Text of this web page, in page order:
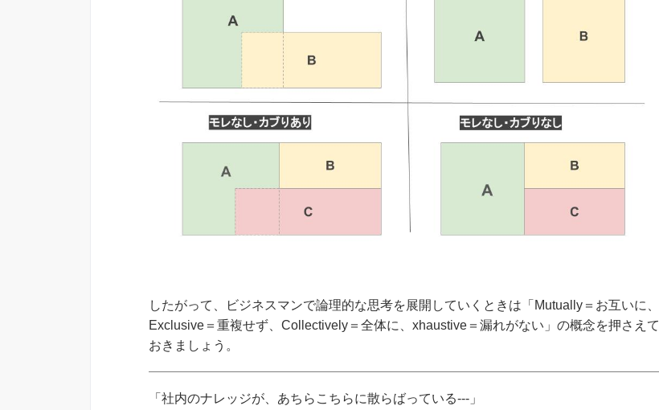
したがって、ビジネスマンで論理的な思考を展開していくときは「Mutually＝お互いに、
Exclusive＝重複せず、Collectively＝全体に、xhaustive＝漏れがない」の概念を押さえて
おきましょう。
「社内のナレッジが、あちらこちらに散らばっている---」